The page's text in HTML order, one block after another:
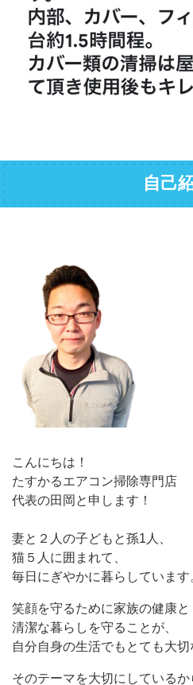
自己
こんにちは！
たすかるエアコン掃除専門店
代表の田岡と申します！
妻と２人の子どもと孫1人、
猫５人に囲まれて、
毎日にぎやかに暮らしています
笑顔を守るために家族の健康と
清潔な暮らしを守ることが、
自分自身の生活でもとても大切
そのテーマを大切にしているか